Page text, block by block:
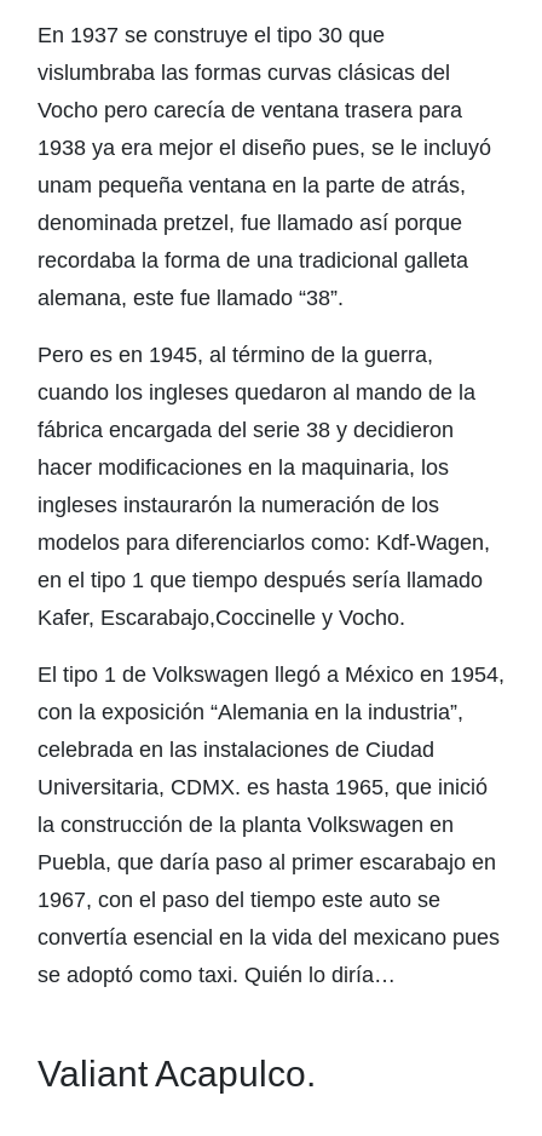
En 1937 se construye el tipo 30 que
vislumbraba las formas curvas clásicas del
Vocho pero carecía de ventana trasera para
1938 ya era mejor el diseño pues, se le incluyó
unam pequeña ventana en la parte de atrás,
denominada pretzel, fue llamado así porque
recordaba la forma de una tradicional galleta
alemana, este fue llamado “38”.
Pero es en 1945, al término de la guerra,
cuando los ingleses quedaron al mando de la
fábrica encargada del serie 38 y decidieron
hacer modificaciones en la maquinaria, los
ingleses instaurarón la numeración de los
modelos para diferenciarlos como: Kdf-Wagen,
en el tipo 1 que tiempo después sería llamado
Kafer, Escarabajo,Coccinelle y Vocho.
El tipo 1 de Volkswagen llegó a México en 1954,
con la exposición “Alemania en la industria”,
celebrada en las instalaciones de Ciudad
Universitaria, CDMX. es hasta 1965, que inició
la construcción de la planta Volkswagen en
Puebla, que daría paso al primer escarabajo en
1967, con el paso del tiempo este auto se
convertía esencial en la vida del mexicano pues
se adoptó como taxi. Quién lo diría…
Valiant Acapulco.